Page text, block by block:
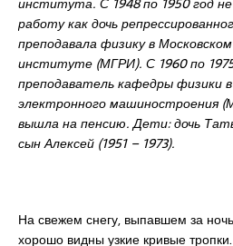
работу как дочь
преподавала физику в
институте (МГРИ). С 1960 по
преподаватель кафедры физики
электронного машиностроения
вышла на пенсию. Дети: дочь
сын Алексей (1951 – 1973).
На свежем снегу, выпавшем за
хорошо видны узкие кривые